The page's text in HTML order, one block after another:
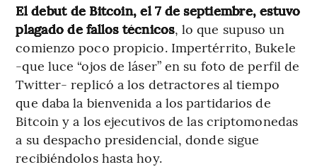
El debut de Bitcoin, el 7 de septiembre, estuvo
plagado de fallos técnicos, lo que supuso un
comienzo poco propicio. Impertérrito, Bukele
-que luce “ojos de láser” en su foto de perfil de
Twitter- replicó a los detractores al tiempo
que daba la bienvenida a los partidarios de
Bitcoin y a los ejecutivos de las criptomonedas
a su despacho presidencial, donde sigue
recibiéndolos hasta hoy.